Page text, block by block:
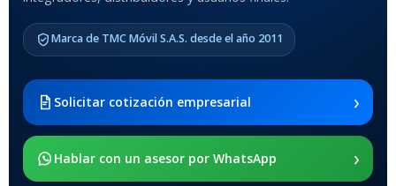
COMPATIBLES
2021 SM-x200 / Samsung
Galaxy Tab A8 10.5 2021 SM-
x205
SOPORTE DE APOYO
Marca de TMC Móvil S.A.S. desde el año 2011
Solicitar cotización empresarial ›
Hablar con un asesor por WhatsApp ›